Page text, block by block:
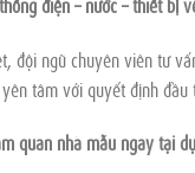
đội ngũ chuyên viên tư
tâm với quyết định đầu
quan nhà mẫu ngay tại